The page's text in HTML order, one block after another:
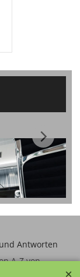
Antworten
A-Z von